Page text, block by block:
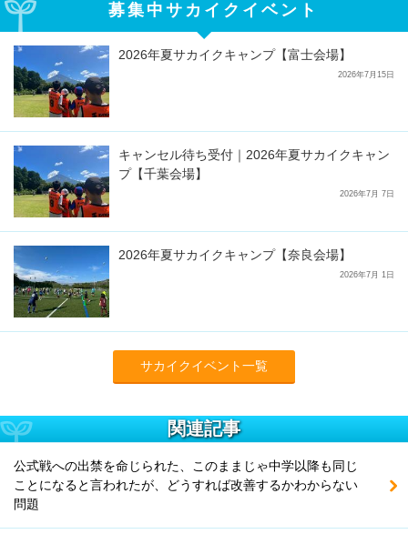
募集中サカイクイベント
2026年夏サカイクキャンプ【富士会場】
2026年7月15日
キャンセル待ち受付｜2026年夏サカイクキャン
プ【千葉会場】
2026年7月 7日
2026年夏サカイクキャンプ【奈良会場】
2026年7月 1日
サカイクイベント一覧
関連記事
公式戦への出禁を命じられた、このままじゃ中学以降も同じ
ことになると言われたが、どうすれば改善するかわからない
問題